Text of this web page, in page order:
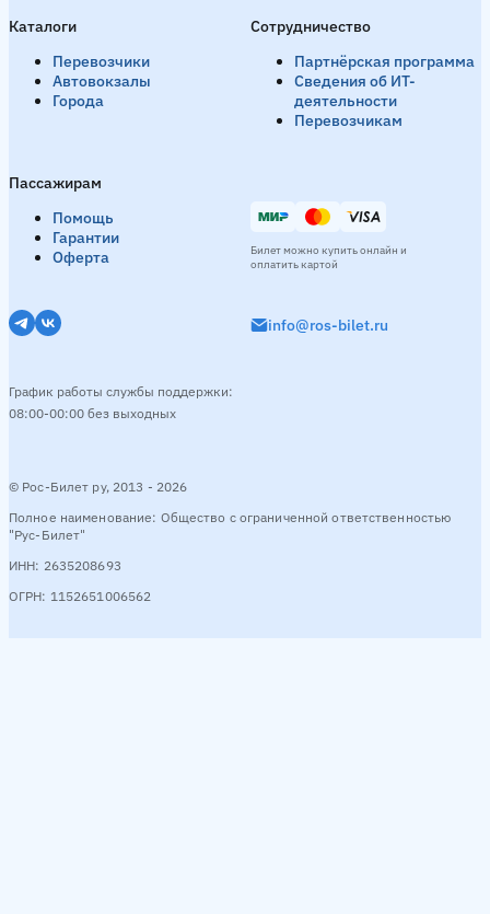
Каталоги
Перевозчики
Автовокзалы
Города
Пассажирам
Помощь
Гарантии
Оферта
Сотрудничество
Партнёрская программа
Сведения об ИТ-
деятельности
Перевозчикам
© Рос-Билет ру, 2013 - 2026
Полное наименование: Общество с ограниченной ответственностью
"Рус-Билет"
ИНН: 2635208693
ОГРН: 1152651006562
info@ros-bilet.ru
График работы службы поддержки:
08:00-00:00 без выходных
Билет можно купить онлайн и
оплатить картой